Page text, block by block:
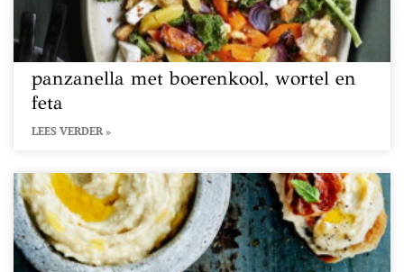
panzanella met boerenkool, wortel en
feta
LEES VERDER »